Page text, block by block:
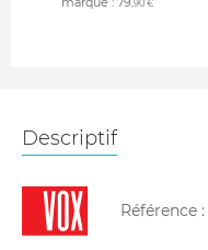
,90 €
Descriptif
Référence :